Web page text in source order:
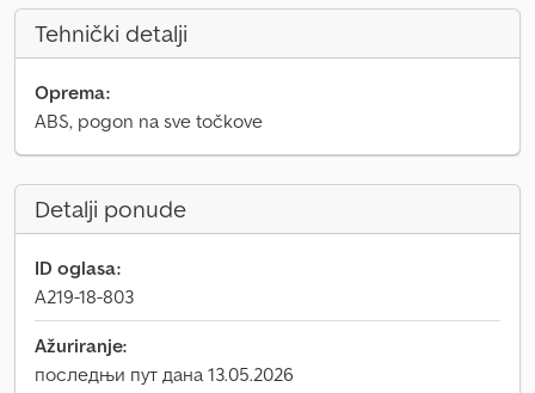
Tehnički detalji
Oprema:
ABS, pogon na sve točkove
Detalji ponude
ID oglasa:
A219-18-803
Ažuriranje:
последњи пут дана 13.05.2026